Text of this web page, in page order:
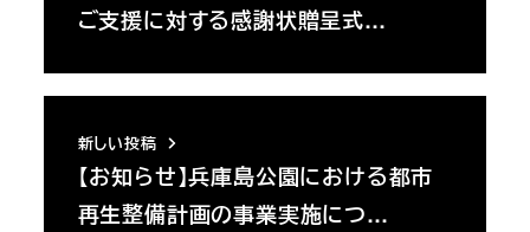
ご支援に対する感謝状贈呈式…
新しい投稿
【お知らせ】兵庫島公園における都市
再生整備計画の事業実施につ…